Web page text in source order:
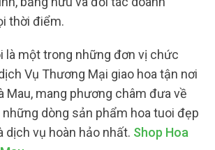
thời điểm.
là một trong những đơn vị chức
Vụ Thương Mại giao hoa tận nơi
Mau, mang phương châm đưa về
dòng sản phẩm hoa tuoi đẹp
dịch vụ hoàn hảo nhất. Shop Hoa